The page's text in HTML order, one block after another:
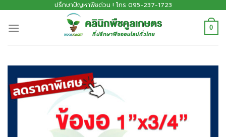
ปรึกษาปัญหาพืชด่วน ! โทร 095-237-1723
0